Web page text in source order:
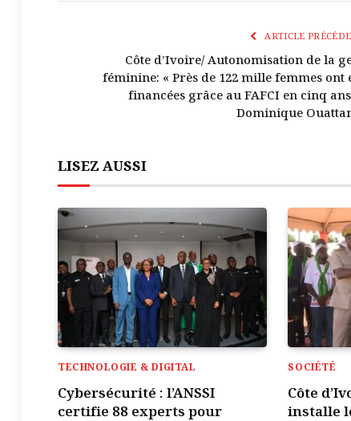
ARTICLE
Côte d’Ivoire/ Autonomisation de la
féminine: « Près de 122 mille femmes ont
financées grâce au FAFCI en cinq
Dominique
LISEZ AUSSI
TECHNOLOGIE & DIGITAL
Cybersécurité : l’ANSSI
certifie 88 experts pour
SOCIÉTÉ
Côte
installe